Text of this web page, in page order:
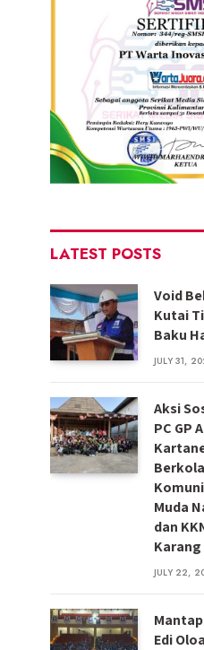
LATEST POSTS
Void
Kutai
Baku
JULY 31,
Aksi
PC GP
Muda
dan
JULY 22,
Edi